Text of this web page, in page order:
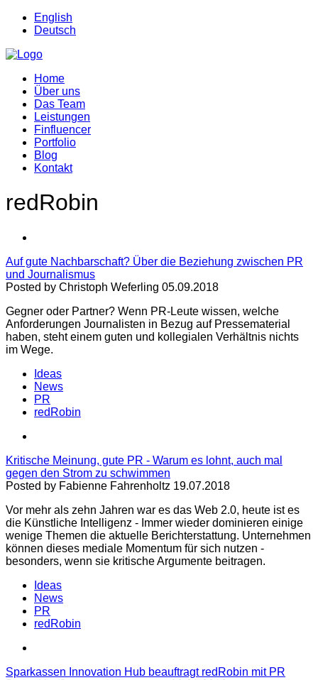
English
Deutsch
Home
Über uns
Das Team
Leistungen
Finfluencer
Portfolio
Blog
Kontakt
redRobin
Auf gute Nachbarschaft? Über die Beziehung zwischen PR
und Journalismus
Posted by Christoph Weferling 05.09.2018
Gegner oder Partner? Wenn PR-Leute wissen, welche
Anforderungen Journalisten in Bezug auf Pressematerial
haben, steht einem guten und kollegialen Verhältnis nichts
im Wege.
Ideas
News
PR
redRobin
Kritische Meinung, gute PR - Warum es lohnt, auch mal
gegen den Strom zu schwimmen
Posted by Fabienne Fahrenholtz 19.07.2018
Vor mehr als zehn Jahren war es das Web 2.0, heute ist es
die Künstliche Intelligenz - Immer wieder dominieren einige
wenige Themen die aktuelle Berichterstattung. Unternehmen
können dieses mediale Momentum für sich nutzen -
besonders, wenn sie kritische Argumente beitragen.
Ideas
News
PR
redRobin
Sparkassen Innovation Hub beauftragt redRobin mit PR